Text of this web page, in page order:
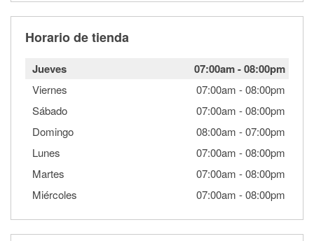
Horario de tienda
Jueves 07:00am-08:00pm
Viernes 07:00am -08:00pm
Sábado
07:00am -08:00pm
Domingo
08:00am -07:00pm
Lunes
07:00am -08:00pm
Martes
07:00am -08:00pm
Miércoles
07:00am -08:00pm